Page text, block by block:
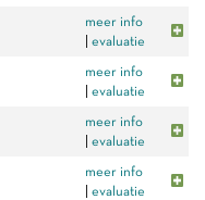
meer info
evaluatie
meer info
evaluatie
meer info
evaluatie
meer info
evaluatie